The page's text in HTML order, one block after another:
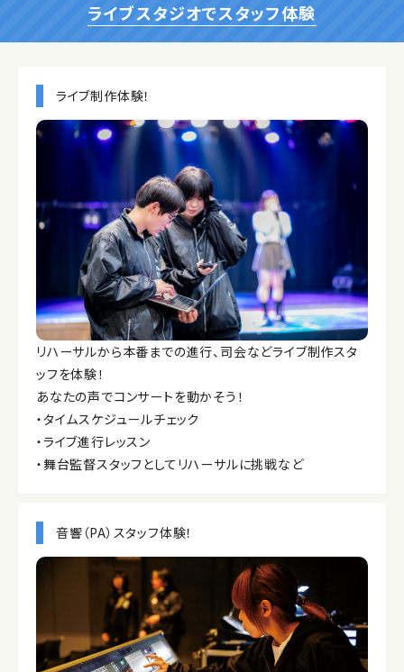
ライブスタジオでスタッフ体験
ライブ制作体験！
リハーサルから本番までの進行、司会などライブ制作スタ
ッフを体験！
あなたの声でコンサートを動かそう！
・タイムスケジュールチェック
・ライブ進行レッスン
・舞台監督スタッフとしてリハーサルに挑戦など
音響（PA）スタッフ体験！